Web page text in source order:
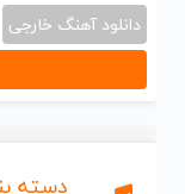
دسته
دانلود آهنگ خارجی